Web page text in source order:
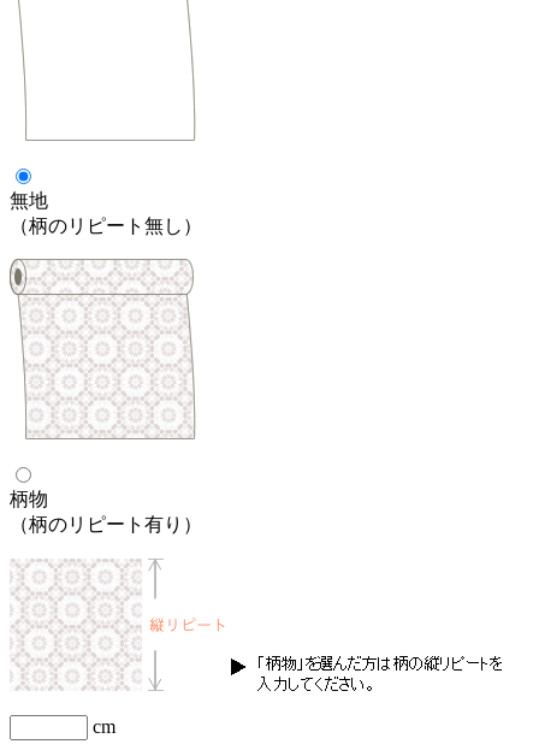
無地
（柄のリピート無し）
柄物
（柄のリピート有り）
cm